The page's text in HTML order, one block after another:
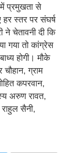
में प्रमुखता से
हर स्तर पर संघर्ष
ने चेतावनी दी कि
गया तो कांग्रेस
होगी। मौके
ग्राम
कपरवान,
अरुण रावत,
सैनी,